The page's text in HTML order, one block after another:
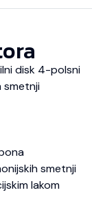
disk 4-polsni
smetnji
smetnji
lakom